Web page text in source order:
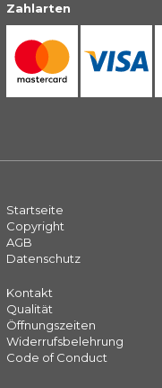
Zahlarten
Startseite
Copyright
AGB
Datenschutz
Kontakt
Qualität
Öffnungszeiten
Widerrufsbelehrung
Code of Conduct